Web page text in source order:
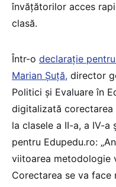
învățătorilor acces
clasă.
Într-o declarație
Marian Șuță, director
Politici și Evaluare în
digitalizată corectarea
la clasele a II-a, a IV-a
pentru Edupedu.ro:
viitoarea metodologie
Corectarea se va face